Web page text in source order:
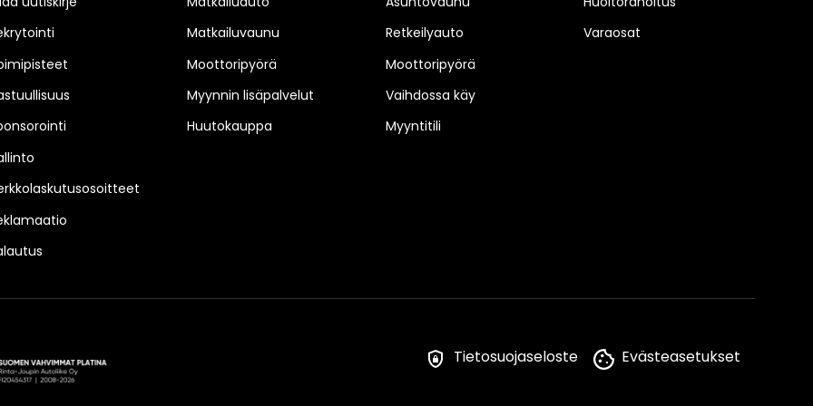
Matkailuvaunu
Moottoripyörä
Myynnin lisäpalvelut
Huutokauppa
Retkeilyauto
Moottoripyörä
Vaihdossa käy
Myyntitili
Varaosat
Tietosuojaseloste Evästeasetukset